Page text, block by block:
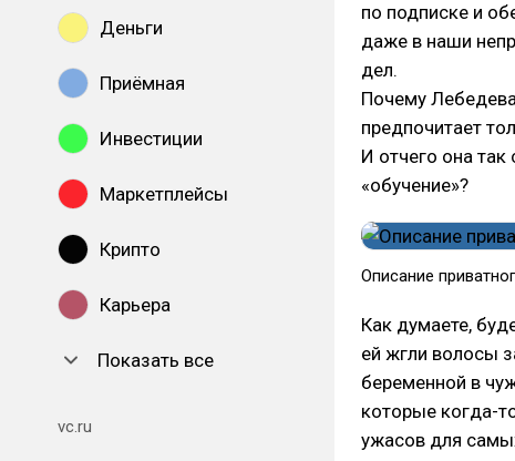
Деньги
Приёмная
Инвестиции
Маркетплейсы
Крипто
Карьера
Показать все
vc.ru
по подписке и
даже в наши
дел.
Почему
предпочитает
И отчего она так
«обучение»?
Описание
Как думаете,
ей жгли волосы
беременной в
которые когда-
ужасов для